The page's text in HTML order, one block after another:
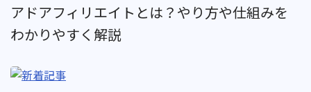
アドアフィリエイトとは？やり方や仕組みを
わかりやすく解説